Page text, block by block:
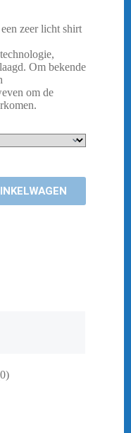
zeer licht shirt
Om bekende
om de